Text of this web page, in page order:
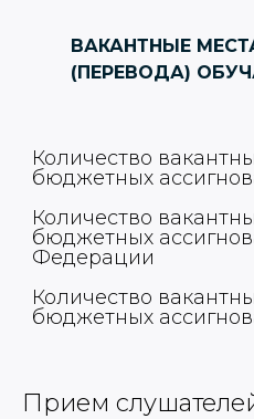
ВАКАНТНЫЕ
(ПЕРЕВОДА)
Количество
бюджетных
Количество
бюджетных
Федерации
Количество
бюджетных
Прием